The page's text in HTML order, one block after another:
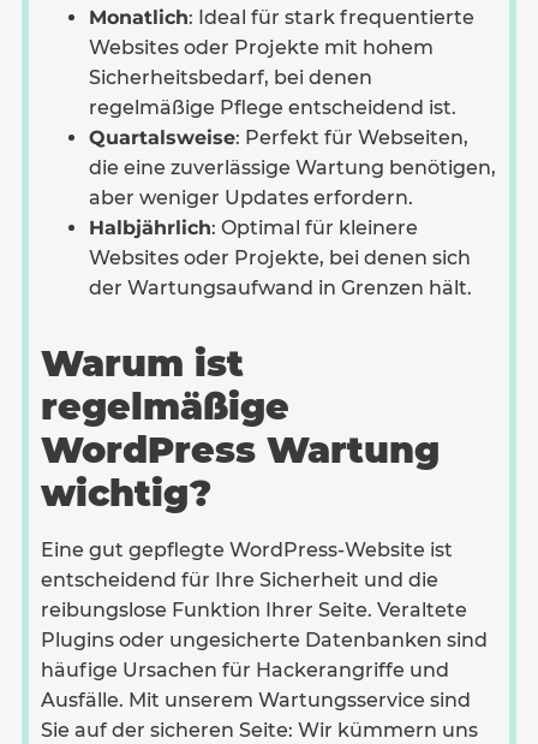
Monatlich: Ideal für stark frequentierte
Websites oder Projekte mit hohem
Sicherheitsbedarf, bei denen
regelmäßige Pflege entscheidend ist.
Quartalsweise: Perfekt für Webseiten,
die eine zuverlässige Wartung benötigen,
aber weniger Updates erfordern.
Halbjährlich: Optimal für kleinere
Websites oder Projekte, bei denen sich
der Wartungsaufwand in Grenzen hält.
Warum ist
regelmäßige
WordPress Wartung
wichtig?
Eine gut gepflegte WordPress-Website ist
entscheidend für Ihre Sicherheit und die
reibungslose Funktion Ihrer Seite. Veraltete
Plugins oder ungesicherte Datenbanken sind
häufige Ursachen für Hackerangriffe und
Ausfälle. Mit unserem Wartungsservice sind
Sie auf der sicheren Seite: Wir kümmern uns